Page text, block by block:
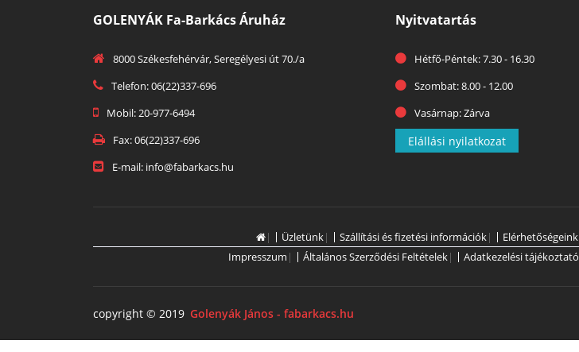
GOLENYÁK Fa-Barkács Áruház
8000 Székesfehérvár, Seregélyesi út 70./a
Telefon: 06(22)337-696
Mobil: 20-977-6494
Fax: 06(22)337-696
E-mail: info@fabarkacs.hu
Nyitvatartás
Hétfő-Péntek: 7.30 - 16.30
Szombat: 8.00 - 12.00
Vasárnap: Zárva
Elállási nyilatkozat
| Üzletünk| Szállítási és fizetési információk| Elérhetőségeink
Impresszum | Általános Szerződési Feltételek| Adatkezelési tájékoztató
copyright © 2019 Golenyák János - fabarkacs.hu